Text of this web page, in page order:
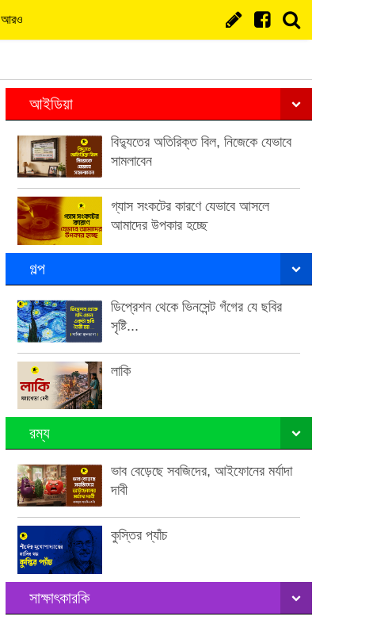
আরও
আইডিয়া
বিদ্যুতের অতিরিক্ত বিল, নিজেকে যেভাবে
সামলাবেন
গ্যাস সংকটের কারণে যেভাবে আসলে
আমাদের উপকার হচ্ছে
গল্প
ডিপ্রেশন থেকে ভিনসেন্ট গঁগের যে ছবির
সৃষ্টি...
লাকি
রম্য
ভাব বেড়েছে সবজিদের, আইফোনের মর্যাদা
দাবী
কুস্তির প্যাঁচ
সাক্ষাৎকারকি